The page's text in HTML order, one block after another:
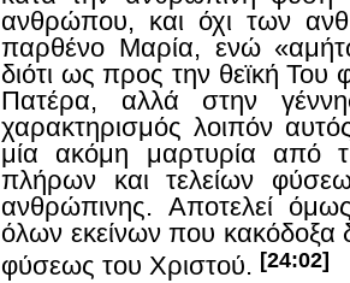
ανθρώπου, και όχι των
παρθένο Μαρία, ενώ
διότι ως προς την θεϊκή
Πατέρα, αλλά στην
χαρακτηρισμός λοιπόν
μία ακόμη μαρτυρία από
πλήρων και τελείων
ανθρώπινης. Αποτελεί
όλων εκείνων που κακόδοξα
φύσεως του Χριστού. [24:02]